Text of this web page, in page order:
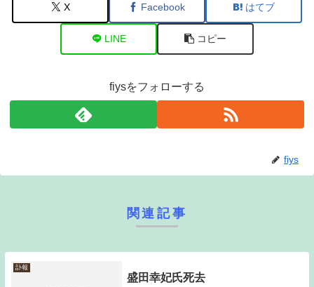
X Facebook はてブ
LINE コピー
fiysをフォローする
fiys
関連記事
訃報
盛田幸妃氏死去